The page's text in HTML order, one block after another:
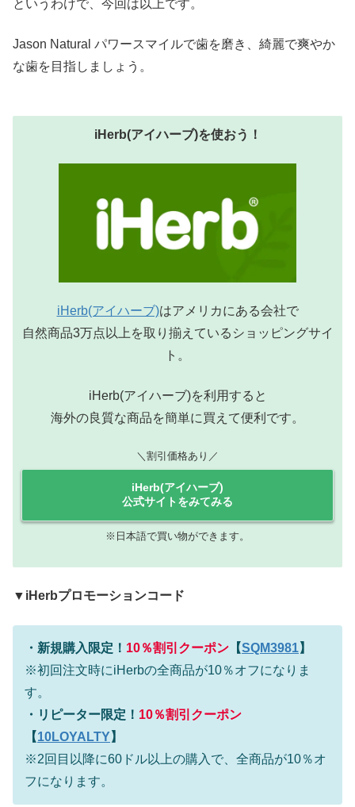
というわけで、今回は以上です。
Jason Natural パワースマイルで歯を磨き、綺麗で爽やか
な歯を目指しましょう。
iHerb(アイハーブ)を使おう！
iHerb(アイハーブ)はアメリカにある会社で
自然商品3万点以上を取り揃えているショッピングサイ
ト。
iHerb(アイハーブ)を利用すると
海外の良質な商品を簡単に買えて便利です。
＼割引価格あり／
iHerb(アイハーブ)
公式サイトをみてみる
※日本語で買い物ができます。
▼iHerbプロモーションコード
・ 新規購入限定！ 10％割引クーポン 【SQM3981】
※初回注文時にiHerbの全商品が10％オフになりま
す。
・ リピーター限定！ 10％割引クーポン
【10LOYALTY】
※2回目以降に60ドル以上の購入で、全商品が10％オ
フになります。